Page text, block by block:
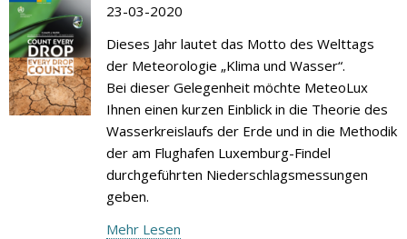
23-03-2020
Dieses Jahr lautet das Motto des Welttags
der Meteorologie „Klima und Wasser“.
Bei dieser Gelegenheit möchte MeteoLux
Ihnen einen kurzen Einblick in die Theorie des
Wasserkreislaufs der Erde und in die Methodik
der am Flughafen Luxemburg-Findel
durchgeführten Niederschlagsmessungen
geben.
Mehr Lesen